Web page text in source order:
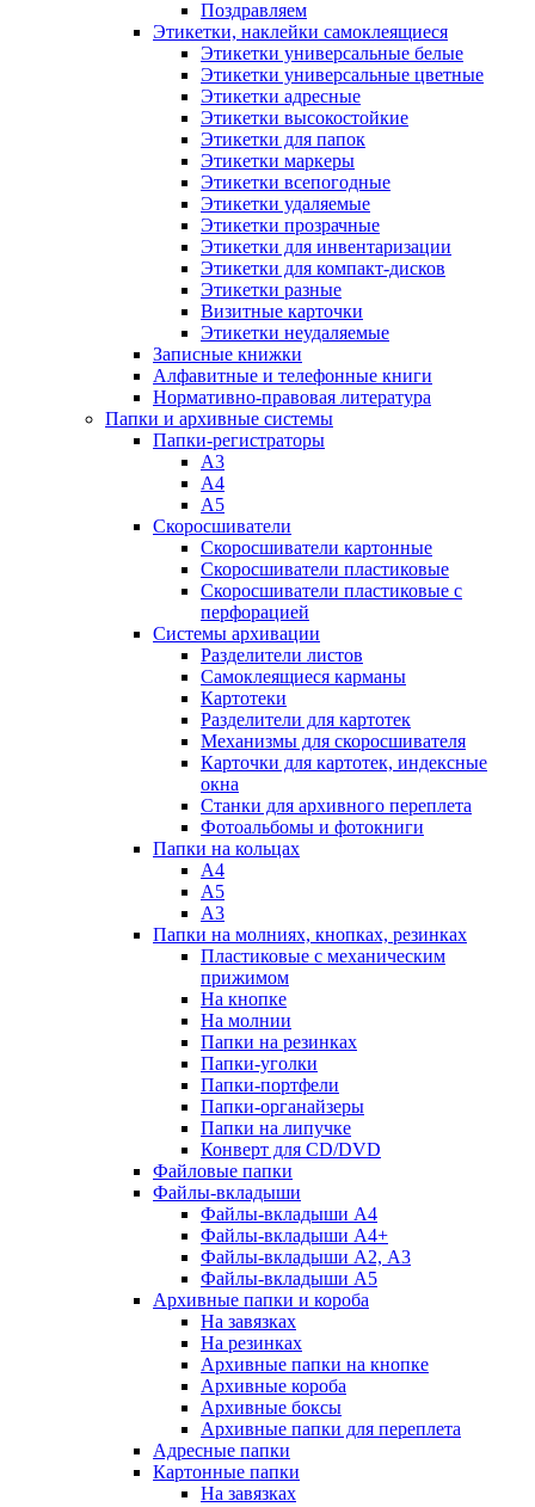
Поздравляем
Этикетки, наклейки самоклеящиеся
Этикетки универсальные белые
Этикетки универсальные цветные
Этикетки адресные
Этикетки высокостойкие
Этикетки для папок
Этикетки маркеры
Этикетки всепогодные
Этикетки удаляемые
Этикетки прозрачные
Этикетки для инвентаризации
Этикетки для компакт-дисков
Этикетки разные
Визитные карточки
Этикетки неудаляемые
Записные книжки
Алфавитные и телефонные книги
Нормативно-правовая литература
Папки и архивные системы
Папки-регистраторы
А3
А4
А5
Скоросшиватели
Скоросшиватели картонные
Скоросшиватели пластиковые
Скоросшиватели пластиковые с
перфорацией
Системы архивации
Разделители листов
Самоклеящиеся карманы
Картотеки
Разделители для картотек
Механизмы для скоросшивателя
Карточки для картотек, индексные
окна
Станки для архивного переплета
Фотоальбомы и фотокниги
Папки на кольцах
А4
А5
А3
Папки на молниях, кнопках, резинках
Пластиковые с механическим
прижимом
На кнопке
На молнии
Папки на резинках
Папки-уголки
Папки-портфели
Папки-органайзеры
Папки на липучке
Конверт для CD/DVD
Файловые папки
Файлы-вкладыши
Файлы-вкладыши А4
Файлы-вкладыши А4+
Файлы-вкладыши А2, А3
Файлы-вкладыши А5
Архивные папки и короба
На завязках
На резинках
Архивные папки на кнопке
Архивные короба
Архивные боксы
Архивные папки для переплета
Адресные папки
Картонные папки
На завязках